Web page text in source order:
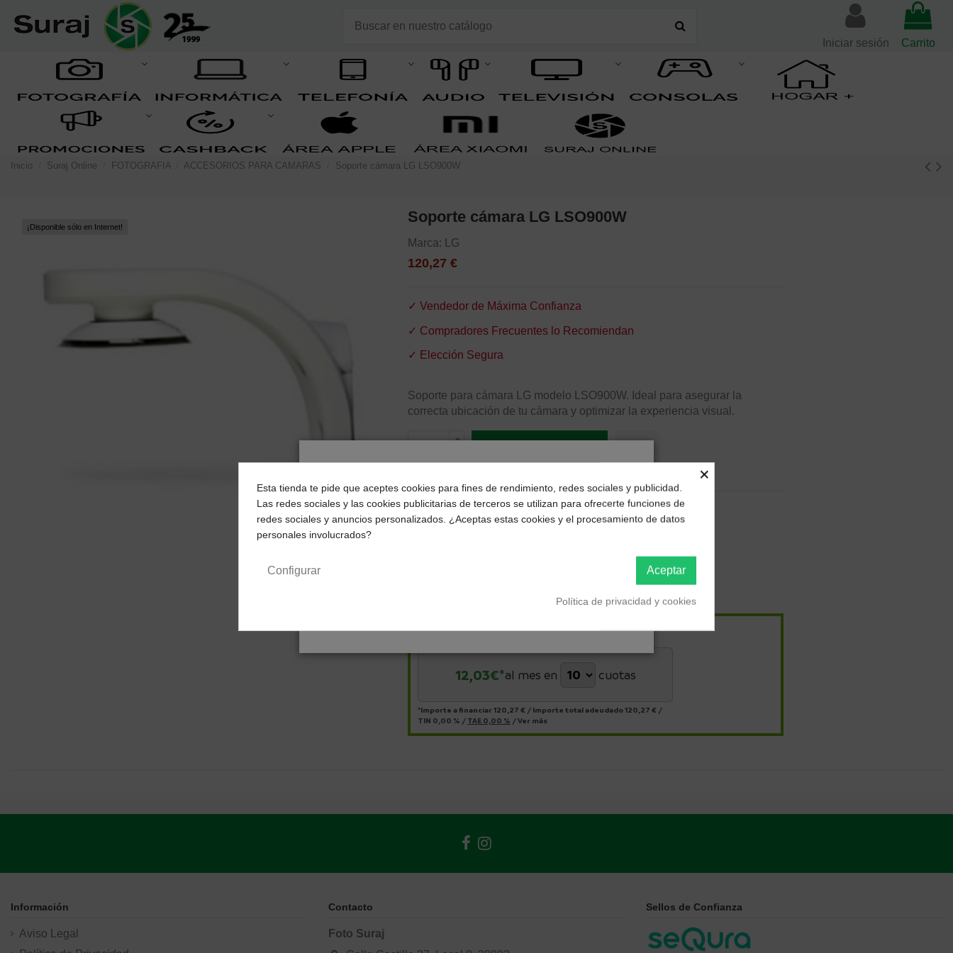
Iniciar sesión Carrito
Inicio Suraj Online FOTOGRAFIA ACCESORIOS PARA CAMARAS Soporte cámara LG LSO900W
¡Disponible sólo en Internet!
Soporte cámara LG LSO900W
Marca: LG
120,27 €
✓ Vendedor de Máxima Confianza
✓ Compradores Frecuentes lo Recomiendan
✓ Elección Segura
Soporte para cámara LG modelo LSO900W. Ideal para asegurar la
correcta ubicación de tu cámara y optimizar la experiencia visual.
Págalo a plazos con
12,03€*al mes en cuotas
*Importe a financiar 120,27 € / Importe total adeudado120,27 € /
TIN 0,00 % / TAE 0,00 % /Ver más
Información
Aviso Legal
Contacto
Foto Suraj
Sellos de Confianza
¿Dónde deseas recibir tu pedido?
Selecciona tu ubicación para mostrarte los precios e
impuestos correctos para tu región.
×
Esta tienda te pide que aceptes cookies para fines de rendimiento, redes sociales y publicidad.
Las redes sociales y las cookies publicitarias de terceros se utilizan para ofrecerte funciones de
redes sociales y anuncios personalizados. ¿Aceptas estas cookies y el procesamiento de datos
personales involucrados?
Aceptar
Configurar
Política de privacidad y cookies